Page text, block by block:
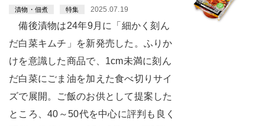
漬物・佃煮 特集 2025.07.19
備後漬物は24年9月に「細かく刻ん
だ白菜キムチ」を新発売した。ふりか
けを意識した商品で、1cm未満に刻ん
だ白菜にごま油を加えた食べ切りサイ
ズで展開。ご飯のお供として提案した
ところ、40～50代を中心に評判も良く